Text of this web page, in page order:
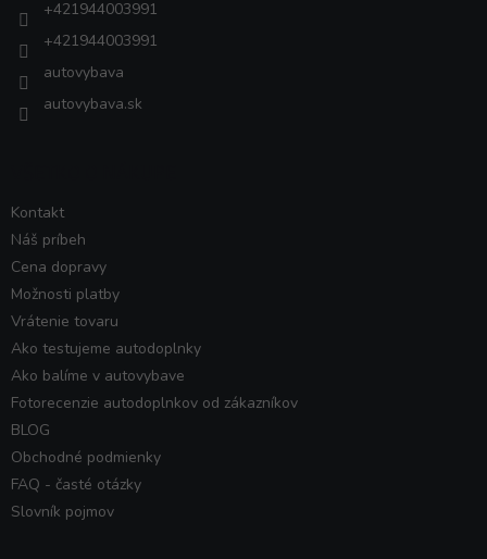
+421944003991
+421944003991
autovybava
autovybava.sk
Kontakt
Náš príbeh
Cena dopravy
Možnosti platby
Vrátenie tovaru
Ako testujeme autodoplnky
Ako balíme v autovybave
Fotorecenzie autodoplnkov od zákazníkov
BLOG
Obchodné podmienky
FAQ - časté otázky
Slovník pojmov